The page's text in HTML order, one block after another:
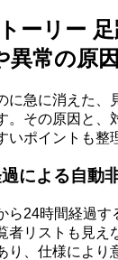
ーリー
異常の原因
に急に消えた、
。その原因と、
いポイントも整
による自動
ら24時間経過す
者リストも見え
り、仕様により